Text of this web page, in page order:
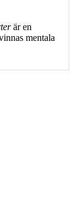
är en
mentala